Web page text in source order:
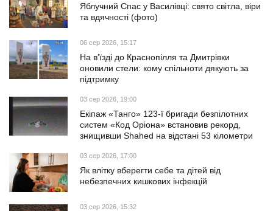
Яблучний Спас у Василівці: свято світла, віри
та вдячності (фото)
06 сер 2026, 15:17
На в’їзді до Краснопілля та Дмитрівки
оновили стели: кому спільноти дякують за
підтримку
03 сер 2026, 19:00
Екіпаж «Танго» 123-ї бригади безпілотних
систем «Код Оріона» встановив рекорд,
знищивши Shahed на відстані 53 кілометри
03 сер 2026, 17:00
Як влітку вберегти себе та дітей від
небезпечних кишкових інфекцій
03 сер 2026, 15:32